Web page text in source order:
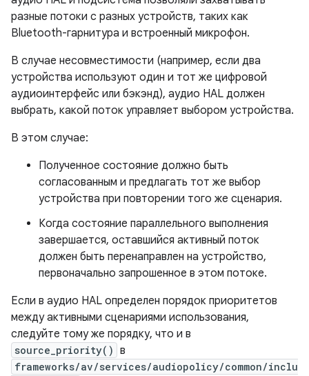
разные потоки с разных устройств, таких как
Bluetooth-гарнитура и встроенный микрофон.
В случае несовместимости (например, если два
устройства используют один и тот же цифровой
аудиоинтерфейс или бэкэнд), аудио HAL должен
выбрать, какой поток управляет выбором устройства.
В этом случае:
Полученное состояние должно быть
согласованным и предлагать тот же выбор
устройства при повторении того же сценария.
Когда состояние параллельного выполнения
завершается, оставшийся активный поток
должен быть перенаправлен на устройство,
первоначально запрошенное в этом потоке.
Если в аудио HAL определен порядок приоритетов
между активными сценариями использования,
следуйте тому же порядку, что и в
source_priority() в
frameworks/av/services/audiopolicy/common/inclu